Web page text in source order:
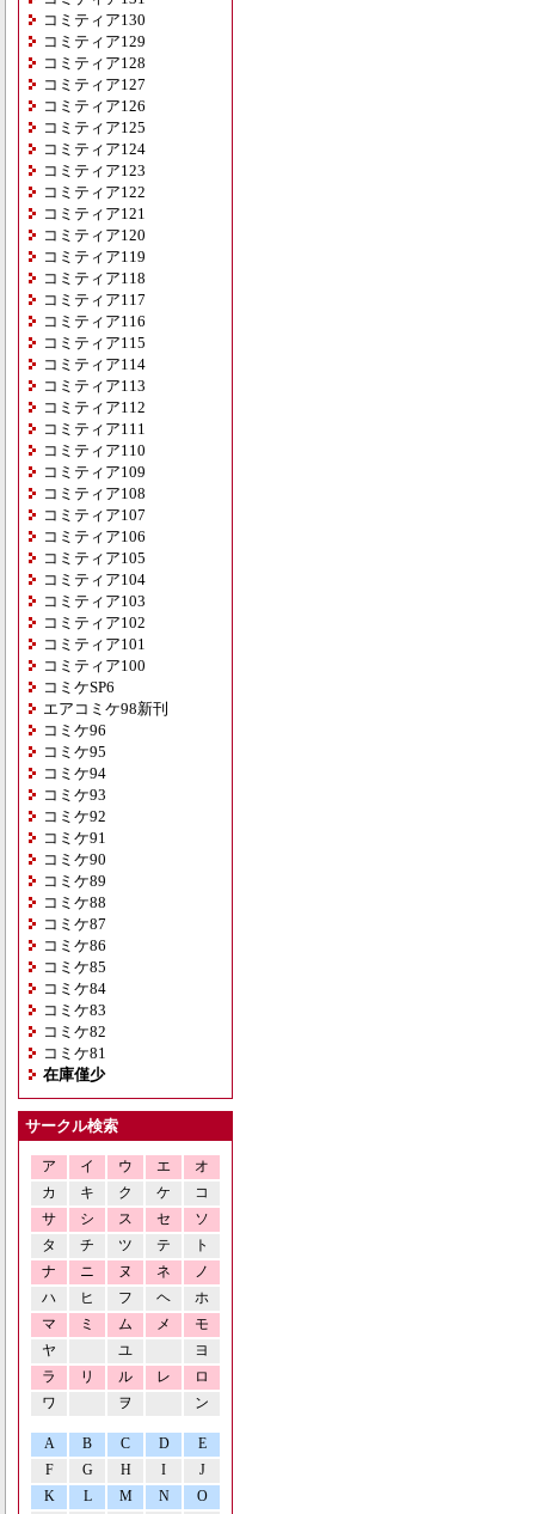
コミティア130
コミティア129
コミティア128
コミティア127
コミティア126
コミティア125
コミティア124
コミティア123
コミティア122
コミティア121
コミティア120
コミティア119
コミティア118
コミティア117
コミティア116
コミティア115
コミティア114
コミティア113
コミティア112
コミティア111
コミティア110
コミティア109
コミティア108
コミティア107
コミティア106
コミティア105
コミティア104
コミティア103
コミティア102
コミティア101
コミティア100
コミケSP6
エアコミケ98新刊
コミケ96
コミケ95
コミケ94
コミケ93
コミケ92
コミケ91
コミケ90
コミケ89
コミケ88
コミケ87
コミケ86
コミケ85
コミケ84
コミケ83
コミケ82
コミケ81
在庫僅少
サークル検索
ア イ ウ エ
オ
カ
キ ク ケ
コ
サ
シ ス セ
ソ
タ
チ ツ テ
ト
ナ
ニ ヌ ネ
ノ
ハ
ヒ フ ヘ
ホ
マ
ミ ム メ
モ
ヤ
ユ
ヨ
ラ
リ ル レ
ロ
ワ
ヲ ン
A B C D
E
F
G H I
J
K
L M N O